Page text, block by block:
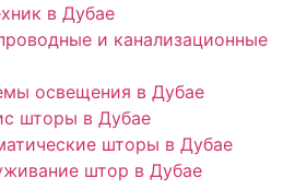
в Дубае
и канализационные
освещения в Дубае
шторы в Дубае
шторы в Дубае
штор в Дубае